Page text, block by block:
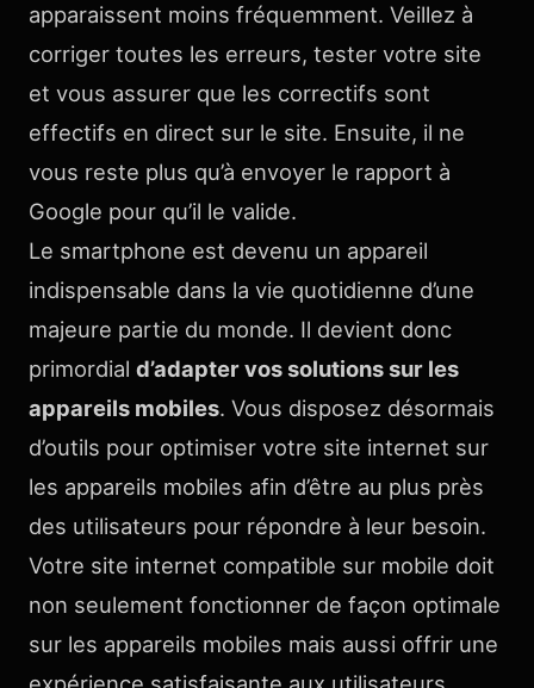
apparaissent moins fréquemment. Veillez à
corriger toutes les erreurs, tester votre site
et vous assurer que les correctifs sont
effectifs en direct sur le site. Ensuite, il ne
vous reste plus qu’à envoyer le rapport à
Google pour qu’il le valide.
Le smartphone est devenu un appareil
indispensable dans la vie quotidienne d’une
majeure partie du monde. Il devient donc
primordial d’adapter vos solutions sur les
appareils mobiles. Vous disposez désormais
d’outils pour optimiser votre site internet sur
les appareils mobiles afin d’être au plus près
des utilisateurs pour répondre à leur besoin.
Votre site internet compatible sur mobile doit
non seulement fonctionner de façon optimale
sur les appareils mobiles mais aussi offrir une